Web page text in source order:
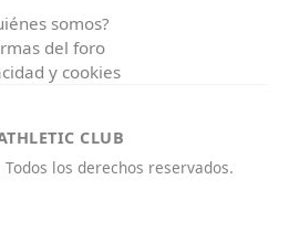
somos?
del foro
y cookies
CLUB
Todos los derechos reservados.